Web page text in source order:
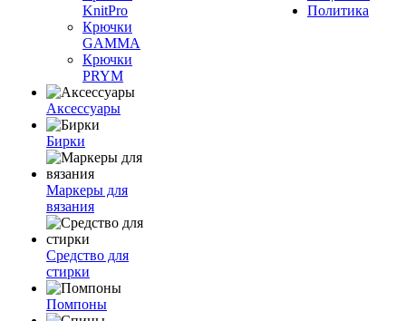
KnitPro
Крючки
GAMMA
Крючки
PRYM
Аксессуары
Бирки
Маркеры для
вязания
Средство для
стирки
Помпоны
Политика